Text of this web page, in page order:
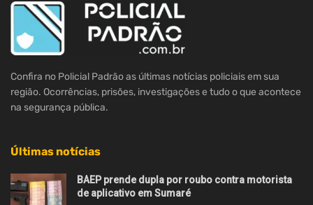
Confira no Policial Padrão as últimas notícias policiais em sua
região. Ocorrências, prisões, investigações e tudo o que acontece
na segurança pública.
Últimas notícias
BAEP prende dupla por roubo contra motorista
de aplicativo em Sumaré